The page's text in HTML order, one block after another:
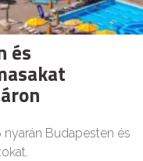
és
Budapesten és